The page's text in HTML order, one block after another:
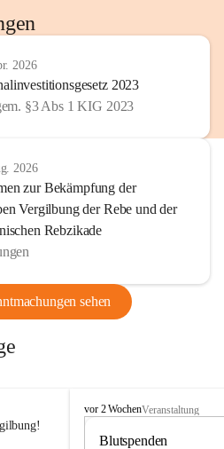
2026
2023
§3 Abs 1 KIG 2023
2026
zur Bekämpfung der
Vergilbung der Rebe und der
Rebzikade
sehen
B
vor 2 WochenVeranstaltung
Blutspenden